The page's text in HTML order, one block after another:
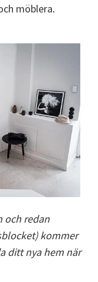
möblera.
och redan
kommer
ditt nya hem när